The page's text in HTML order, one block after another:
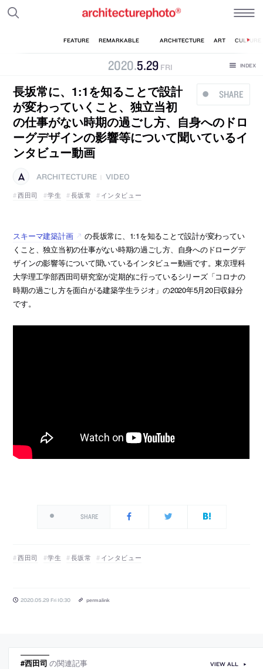
2020.5.29 FRI
SHARE
長坂常に、1:1を知ることで設計
が変わっていくこと、独立当初
の仕事がない時期の過ごし方、自身へのドロ
ーグデザインの影響等について聞いているイ
ンタビュー動画
ARCHITECTURE
VIDEO
西田司
学生 長坂常 インタビュー
スキーマ建築計画
の長坂常に、1:1を知ることで設計が変わってい
くこと、独立当初の仕事がない時期の過ごし方、自身へのドローグデ
ザインの影響等について聞いているインタビュー動画です。東京理科
大学理工学部西田司研究室が定期的に行っているシリーズ「コロナの
時期の過ごし方を面白がる建築学生ラジオ」の2020年5月20日収録分
です。
SHARE
西田司 学生 長坂常 インタビュー
2020.05.29 Fri 10:30 permalink
#西田司 の関連記事 VIEW ALL